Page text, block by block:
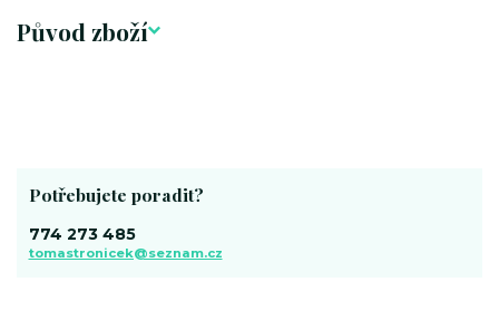
Původ zboží
Potřebujete poradit?
774 273 485
tomastronicek@seznam.cz